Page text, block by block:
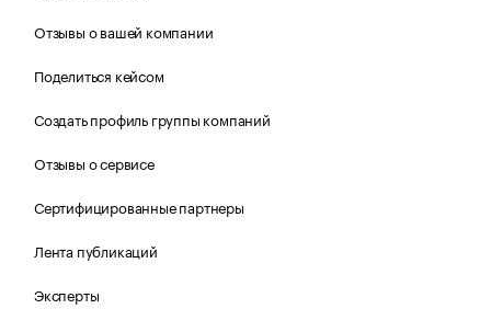
Отзывы о вашей компании
Поделиться кейсом
Создать профиль группы компаний
Отзывы о сервисе
Сертифицированные партнеры
Лента публикаций
Эксперты